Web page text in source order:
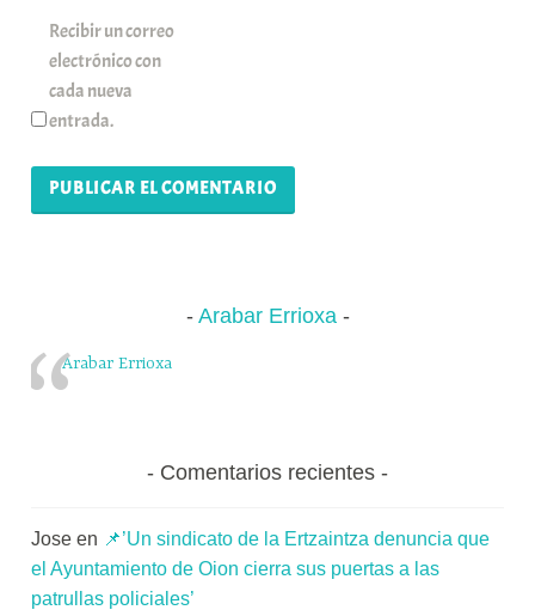
Recibir un correo
electrónico con
cada nueva
entrada.
Arabar Errioxa
Arabar Errioxa
Comentarios recientes
Jose en 📌’Un sindicato de la Ertzaintza denuncia que
el Ayuntamiento de Oion cierra sus puertas a las
patrullas policiales’